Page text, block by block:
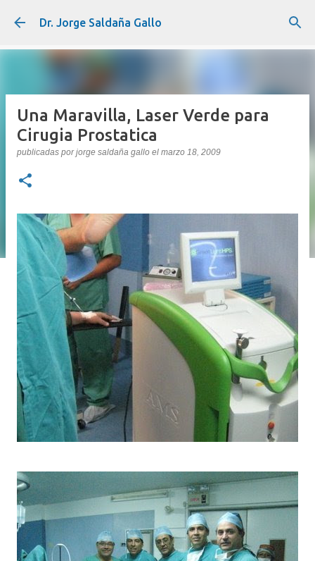
Ir al contenido principal
Dr. Jorge Saldaña Gallo
Una Maravilla, Laser Verde para
Cirugia Prostatica
publicadas porjorge saldaña gallo el marzo 18, 2009